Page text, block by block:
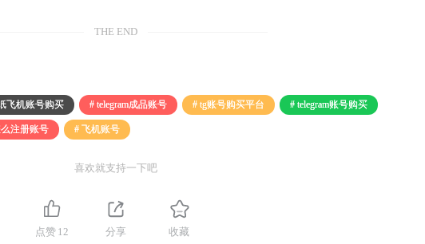
THE END
飞机账号购买 # telegram成品账号 # tg账号购买平台 # telegram账号购买
注册账号 # 飞机账号
喜欢就支持一下吧
点赞 12 分享 收藏